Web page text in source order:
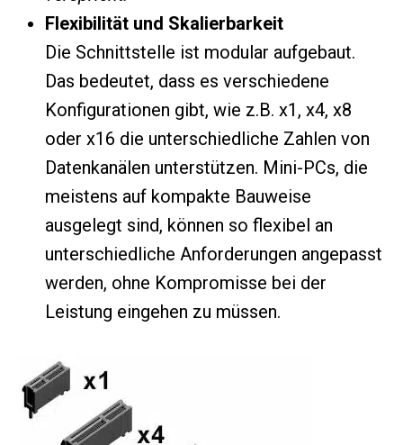
Flexibilität und Skalierbarkeit
Die Schnittstelle ist modular aufgebaut.
Das bedeutet, dass es verschiedene
Konfigurationen gibt, wie z.B. x1, x4, x8
oder x16 die unterschiedliche Zahlen von
Datenkanälen unterstützen. Mini-PCs, die
meistens auf kompakte Bauweise
ausgelegt sind, können so flexibel an
unterschiedliche Anforderungen angepasst
werden, ohne Kompromisse bei der
Leistung eingehen zu müssen.